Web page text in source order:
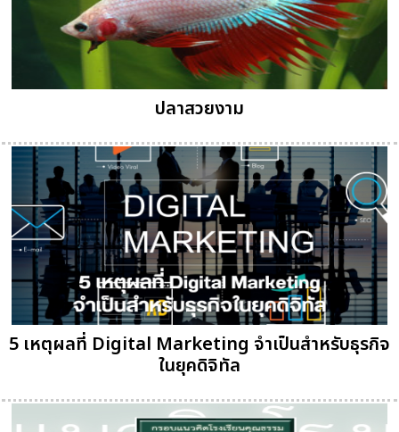
ปลาสวยงาม
5 เหตุผลที่ Digital Marketing จำเป็นสำหรับธุรกิจ
ในยุคดิจิทัล